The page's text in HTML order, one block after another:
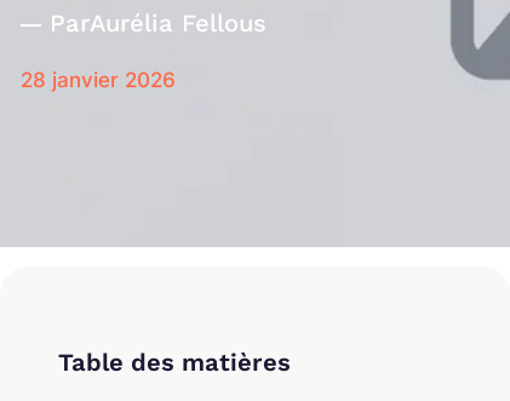
ParAurélia Fellous
28 janvier 2026